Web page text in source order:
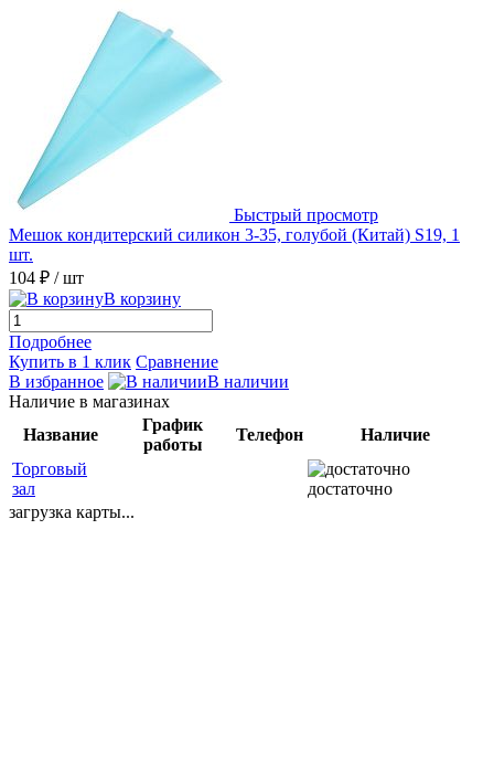
Быстрый просмотр
Мешок кондитерский силикон 3-35, голубой (Китай) S19, 1
шт.
104 ₽ / шт
В корзину
Подробнее
Купить в 1 клик Сравнение
В избранное
В наличии
Наличие в магазинах
Название
График
работы
Телефон
Наличие
Торговый
зал
достаточно
загрузка карты...